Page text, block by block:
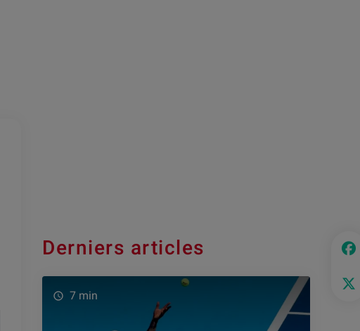
Derniers articles
watch_later 7 min